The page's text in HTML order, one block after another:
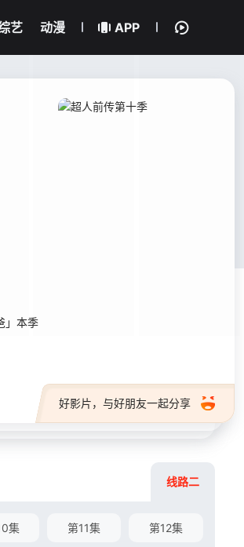
艺 动漫 APP
」本季
好影片，与好朋友一起分享
线路二
集 第11集 第12集